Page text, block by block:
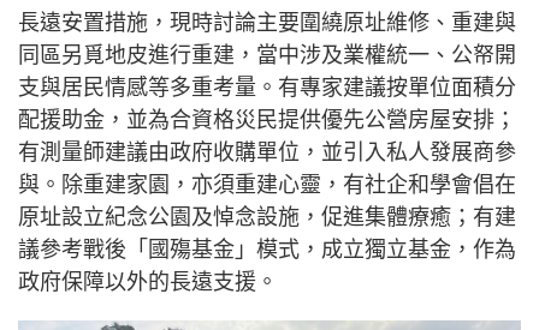
長遠安置措施，現時討論主要圍繞原址維修、重建與
同區另覓地皮進行重建，當中涉及業權統一、公帑開
支與居民情感等多重考量。有專家建議按單位面積分
配援助金，並為合資格災民提供優先公營房屋安排；
有測量師建議由政府收購單位，並引入私人發展商參
與。除重建家園，亦須重建心靈，有社企和學會倡在
原址設立紀念公園及悼念設施，促進集體療癒；有建
議參考戰後「國殤基金」模式，成立獨立基金，作為
政府保障以外的長遠支援。